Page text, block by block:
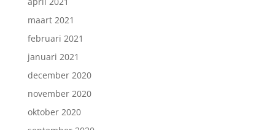
maart 2021
februari 2021
januari 2021
december 2020
november 2020
oktober 2020